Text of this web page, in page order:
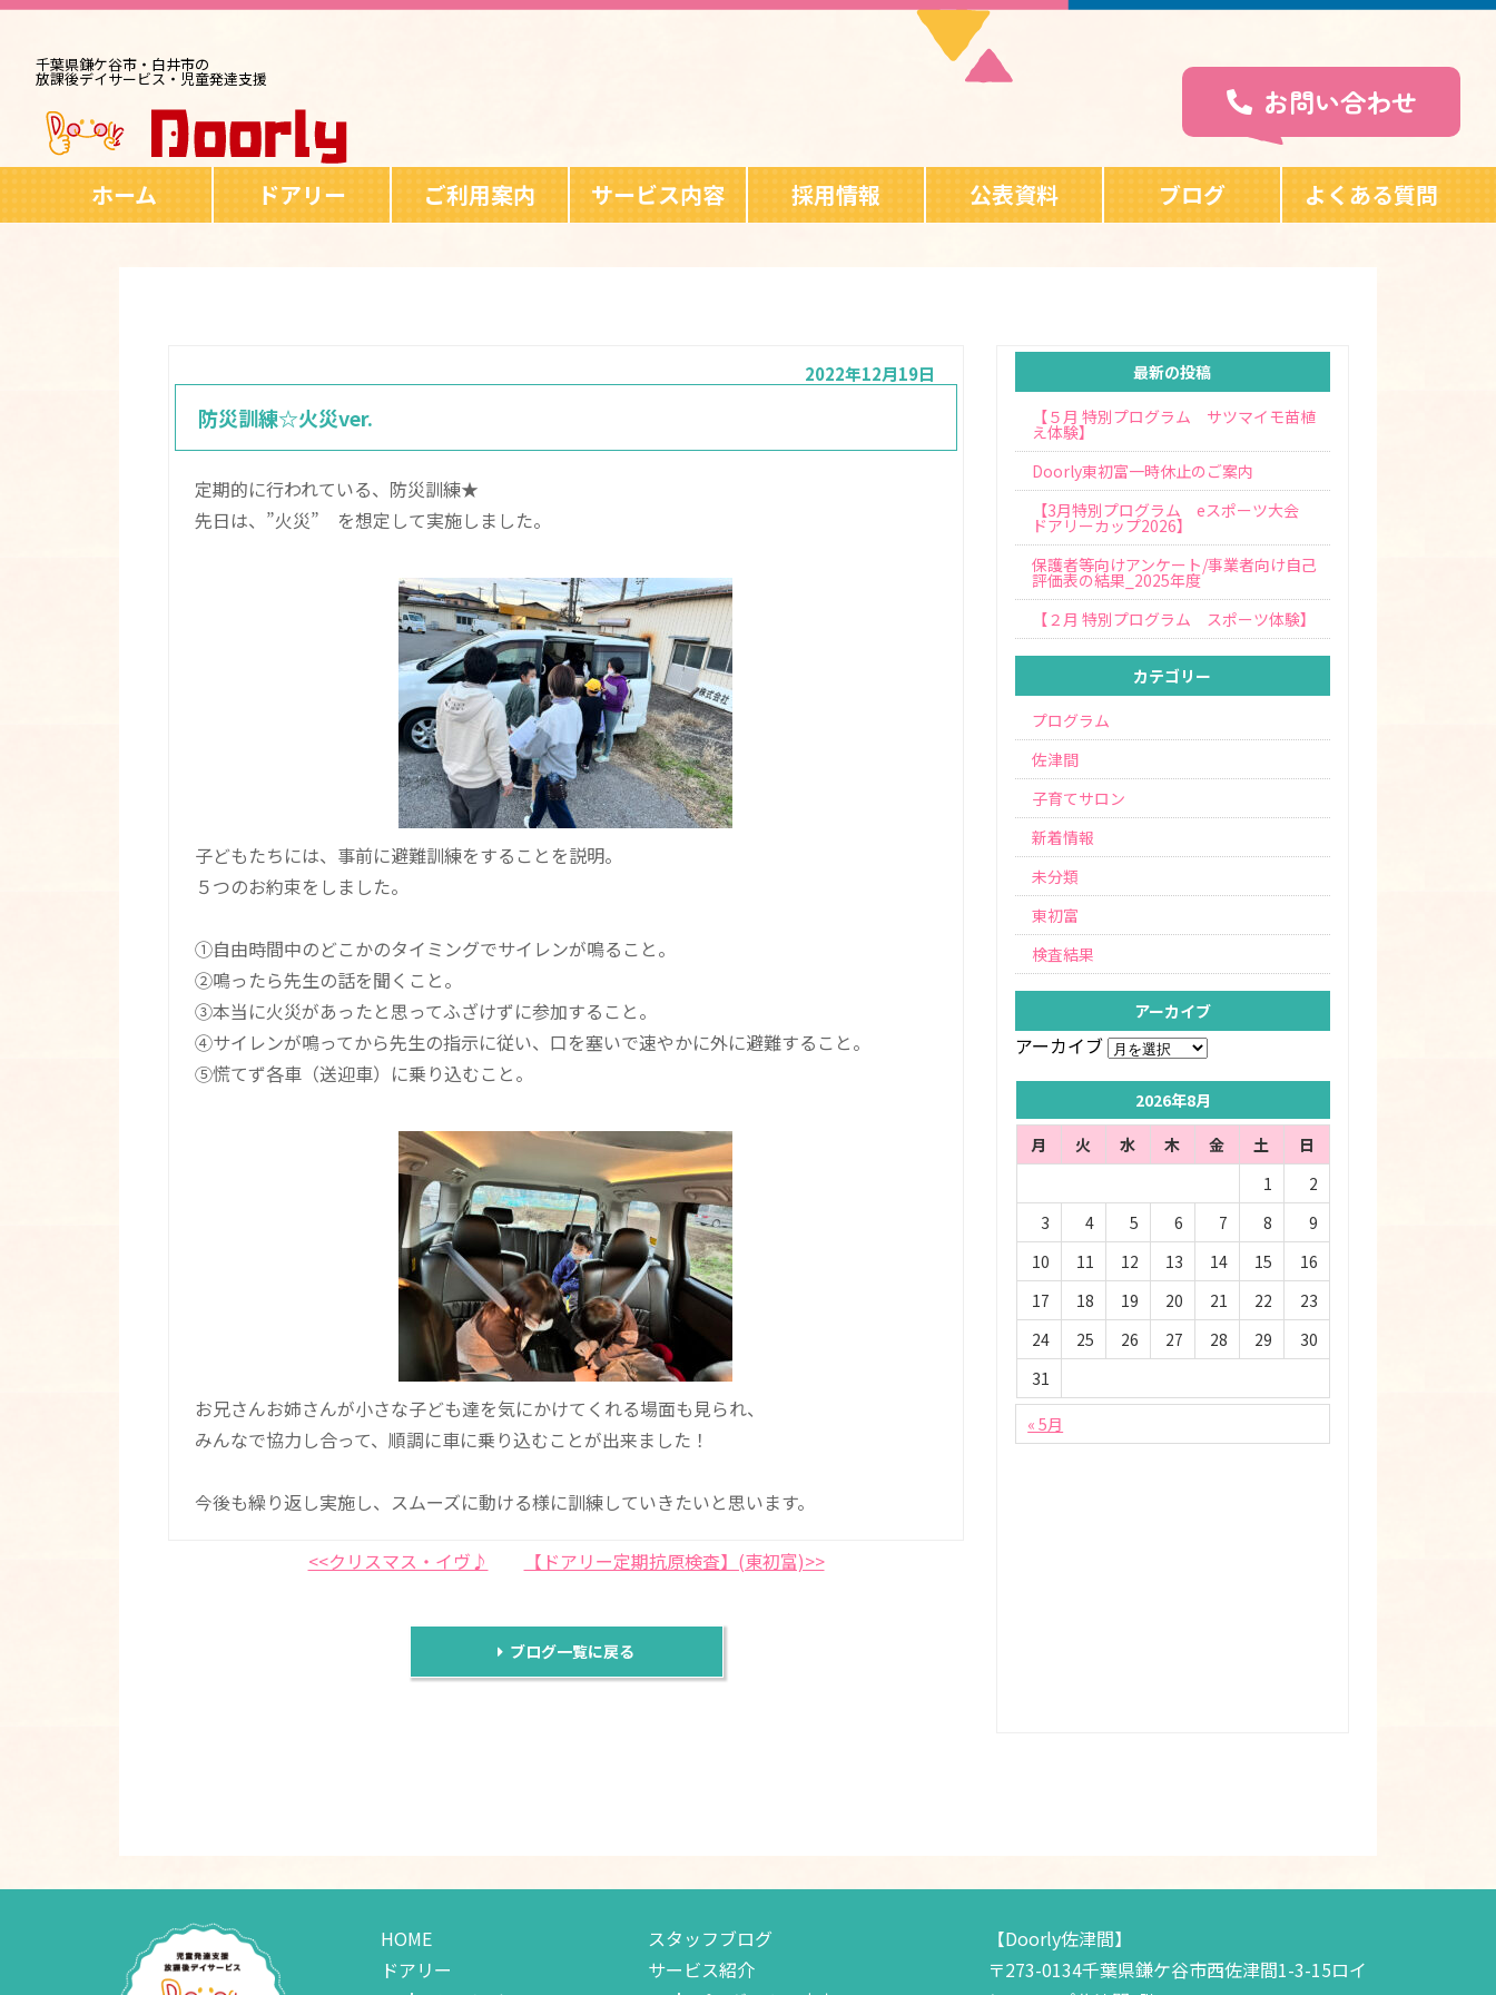
千葉県鎌ケ谷市・白井市の
放課後デイサービス・児童発達支援
お問い合わせ
ホーム ドアリー ご利用案内 サービス内容 採用情報 公表資料 ブログ よくある質問
2022年12月19日
防災訓練☆火災ver.
定期的に行われている、防災訓練★
先日は、”火災” を想定して実施しました。
子どもたちには、事前に避難訓練をすることを説明。
５つのお約束をしました。
①自由時間中のどこかのタイミングでサイレンが鳴ること。
②鳴ったら先生の話を聞くこと。
③本当に火災があったと思ってふざけずに参加すること。
④サイレンが鳴ってから先生の指示に従い、口を塞いで速やかに外に避難すること。
⑤慌てず各車（送迎車）に乗り込むこと。
お兄さんお姉さんが小さな子ども達を気にかけてくれる場面も見られ、
みんなで協力し合って、順調に車に乗り込むことが出来ました！
今後も繰り返し実施し、スムーズに動ける様に訓練していきたいと思います。
<<クリスマス・イヴ♪ 【ドアリー定期抗原検査】(東初富)>>
ブログ一覧に戻る
最新の投稿
【５月 特別プログラム サツマイモ苗植
え体験】
Doorly東初富一時休止のご案内
【3月特別プログラム eスポーツ大会
ドアリーカップ2026】
保護者等向けアンケート/事業者向け自己
評価表の結果_2025年度
【２月 特別プログラム スポーツ体験】
カテゴリー
プログラム
佐津間
子育てサロン
新着情報
未分類
東初富
検査結果
アーカイブ
アーカイブ
2026年8月
月
火 水 木 金 土
日
1
2
3
4 5 6 7 8
9
10
11 12 13 14 15
16
17
18 19 20 21 22
23
24
25 26 27 28 29
30
31
« 5月
HOME
ドアリー
スタッフブログ
サービス紹介
【Doorly佐津間】
〒273-0134千葉県鎌ケ谷市西佐津間1-3-15ロイ